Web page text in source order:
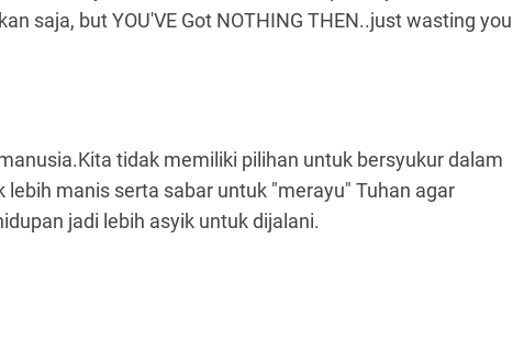
saja, but YOU'VE Got NOTHING THEN..just wasting
tidak memiliki pilihan untuk bersyukur dalam
manis serta sabar untuk "merayu" Tuhan agar
jadi lebih asyik untuk dijalani.